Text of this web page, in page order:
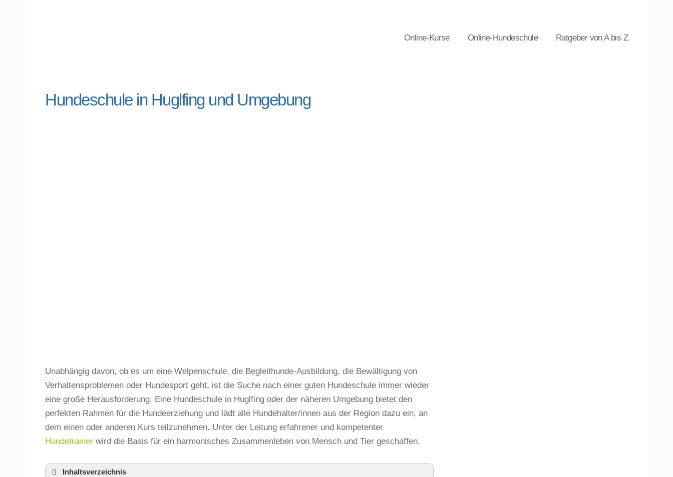
Online-Kurse Online-Hundeschule Ratgeber von A bis Z
Hundeschule in Huglfing und Umgebung
Unabhängig davon, ob es um eine Welpenschule, die Begleithunde-Ausbildung, die Bewältigung von
Verhaltensproblemen oder Hundesport geht, ist die Suche nach einer guten Hundeschule immer wieder
eine große Herausforderung. Eine Hundeschule in Huglfing oder der näheren Umgebung bietet den
perfekten Rahmen für die Hundeerziehung und lädt alle Hundehalter/innen aus der Region dazu ein, an
dem einen oder anderen Kurs teilzunehmen. Unter der Leitung erfahrener und kompetenter
Hundetrainer wird die Basis für ein harmonisches Zusammenleben von Mensch und Tier geschaffen.
Inhaltsverzeichnis